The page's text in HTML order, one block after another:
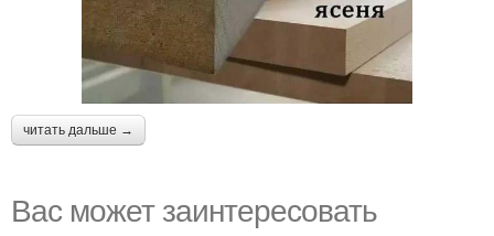
читать дальше →
Вас может заинтересовать